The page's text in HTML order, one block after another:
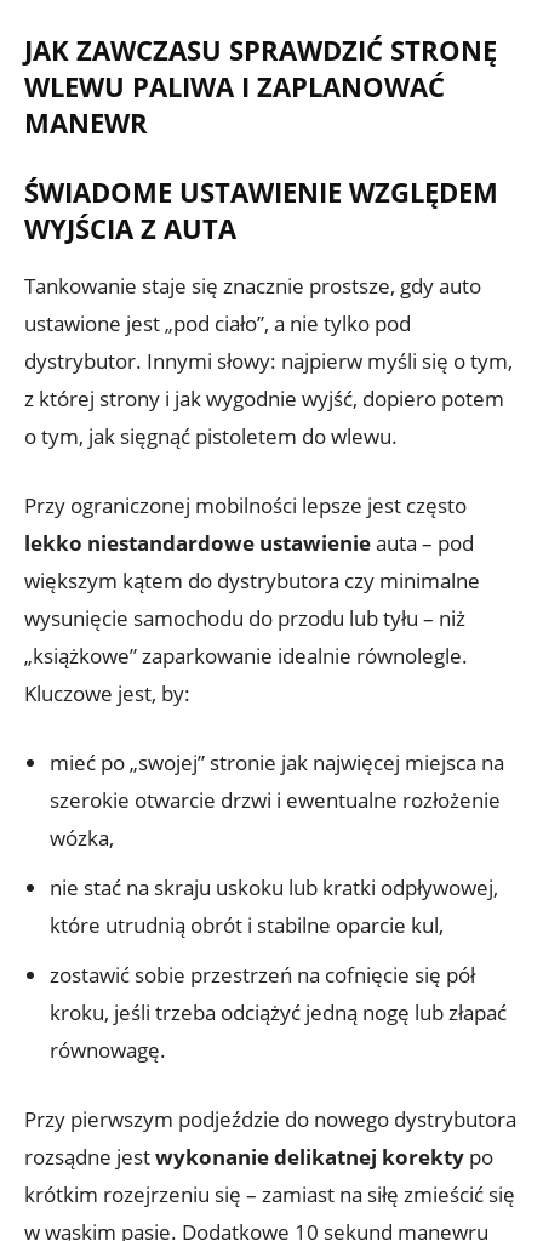
JAK ZAWCZASU SPRAWDZIĆ STRONĘ
WLEWU PALIWA I ZAPLANOWAĆ
MANEWR
ŚWIADOME USTAWIENIE WZGLĘDEM
WYJŚCIA Z AUTA
Tankowanie staje się znacznie prostsze, gdy auto
ustawione jest „pod ciało”, a nie tylko pod
dystrybutor. Innymi słowy: najpierw myśli się o tym,
z której strony i jak wygodnie wyjść, dopiero potem
o tym, jak sięgnąć pistoletem do wlewu.
Przy ograniczonej mobilności lepsze jest często
lekko niestandardowe ustawienieauta – pod
większym kątem do dystrybutora czy minimalne
wysunięcie samochodu do przodu lub tyłu – niż
„książkowe” zaparkowanie idealnie równolegle.
Kluczowe jest, by:
mieć po „swojej” stronie jak najwięcej miejsca na
szerokie otwarcie drzwi i ewentualne rozłożenie
wózka,
nie stać na skraju uskoku lub kratki odpływowej,
które utrudnią obrót i stabilne oparcie kul,
zostawić sobie przestrzeń na cofnięcie się pół
kroku, jeśli trzeba odciążyć jedną nogę lub złapać
równowagę.
Przy pierwszym podjeździe do nowego dystrybutora
rozsądne jestwykonanie delikatnej korekty po
krótkim rozejrzeniu się – zamiast na siłę zmieścić się
w wąskim pasie. Dodatkowe 10 sekund manewru